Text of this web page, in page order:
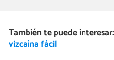
También te puede interesar:
vizcaína fácil